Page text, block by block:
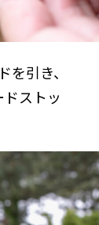
引き、
ストッ